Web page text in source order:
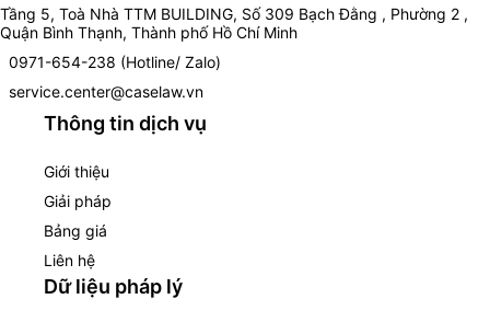
Tầng 5, Toà Nhà TTM BUILDING, Số 309 Bạch Đằng , Phường 2 ,
Quận Bình Thạnh, Thành phố Hồ Chí Minh
0971-654-238 (Hotline/ Zalo)
service.center@caselaw.vn
Thông tin dịch vụ
Giới thiệu
Giải pháp
Bảng giá
Liên hệ
Dữ liệu pháp lý